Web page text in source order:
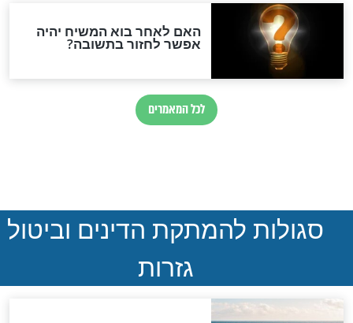
חדשות יהדות
הותר לפרסום: לוחמי מילואים
נהרגו בדרום לבנון
ההסכם החשאי של טראמפ
ואיראן: בלי שקיפות ועם הרבה
סימני שאלה